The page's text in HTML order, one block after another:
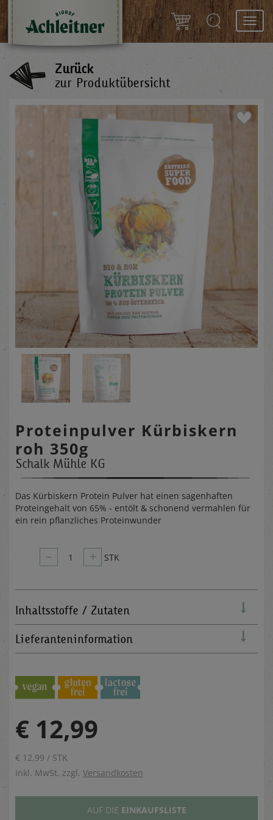
Zurück
zur Produktübersicht
Proteinpulver Kürbiskern
roh 350g
Schalk Mühle KG
Das Kürbiskern Protein Pulver hat einen sagenhaften
Proteingehalt von 65% - entölt & schonend vermahlen für
ein rein pflanzliches Proteinwunder
– 1 + STK
Inhaltsstoffe / Zutaten
Lieferanteninformation
€ 12,99
€ 12,99 / STK
inkl. MwSt. zzgl. Versandkosten
AUF DIE EINKAUFSLISTE